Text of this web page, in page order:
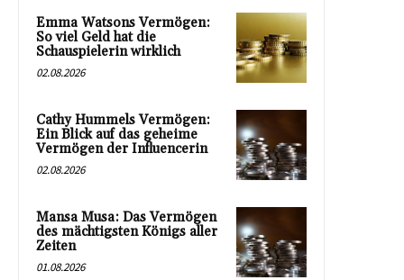
Emma Watsons Vermögen:
So viel Geld hat die
Schauspielerin wirklich
02.08.2026
Cathy Hummels Vermögen:
Ein Blick auf das geheime
Vermögen der Influencerin
02.08.2026
Mansa Musa: Das Vermögen
des mächtigsten Königs aller
Zeiten
01.08.2026